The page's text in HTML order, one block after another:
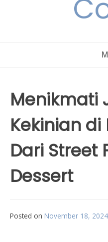
Menikmati
Kekinian
Dari Street
Dessert
Posted on November 18, 2024